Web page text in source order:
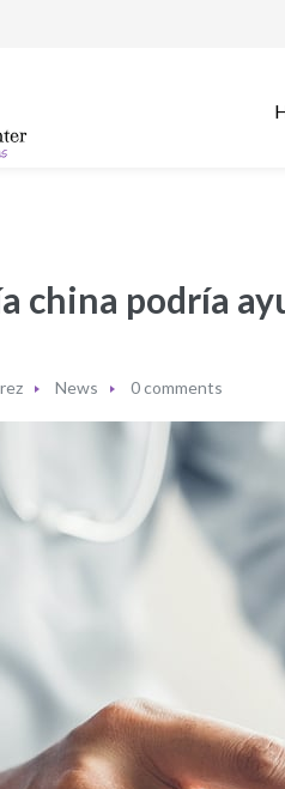
china podría
News 0 comments